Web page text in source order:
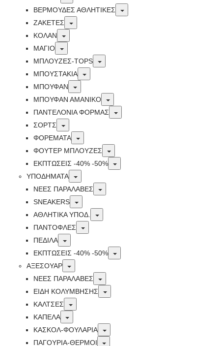
ΒΕΡΜΟΥΔΕΣ ΑΘΛΗΤΙΚΕΣ
Toggle
ΖΑΚΕΤΕΣ
Toggle
ΚΟΛΑΝ
Toggle
ΜΑΓΙΟ
Toggle
ΜΠΛΟΥΖΕΣ-TOPS
Toggle
ΜΠΟΥΣΤΑΚΙΑ
Toggle
ΜΠΟΥΦΑΝ
Toggle
ΜΠΟΥΦΑΝ ΑΜΑΝΙΚΟ
Toggle
ΠΑΝΤΕΛΟΝΙΑ ΦΟΡΜΑΣ
Toggle
ΣΟΡΤΣ
Toggle
ΦΟΡΕΜΑΤΑ
Toggle
ΦΟΥΤΕΡ ΜΠΛΟΥΖΕΣ
Toggle
ΕΚΠΤΏΣΕΙΣ -40% -50%
Toggle
ΥΠΟΔΗΜΑΤΑ
Toggle
ΝΕΕΣ ΠΑΡΑΛΑΒΕΣ
Toggle
SNEAKERS
Toggle
ΑΘΛΗΤΙΚΑ ΥΠΟΔ.
Toggle
ΠΑΝΤΟΦΛΕΣ
Toggle
ΠΕΔΙΛΑ
Toggle
ΕΚΠΤΏΣΕΙΣ -40% -50%
Toggle
ΑΞΕΣΟΥΑΡ
Toggle
ΝΕΕΣ ΠΑΡΑΛΑΒΕΣ
Toggle
ΕΙΔΗ ΚΟΛΥΜΒΗΣΗΣ
Toggle
ΚΑΛΤΣΕΣ
Toggle
ΚΑΠΕΛΑ
Toggle
ΚΑΣΚΟΛ-ΦΟΥΛΑΡΙΑ
Toggle
ΠΑΓΟΥΡΙΑ-ΘΕΡΜΟΙ
Toggle